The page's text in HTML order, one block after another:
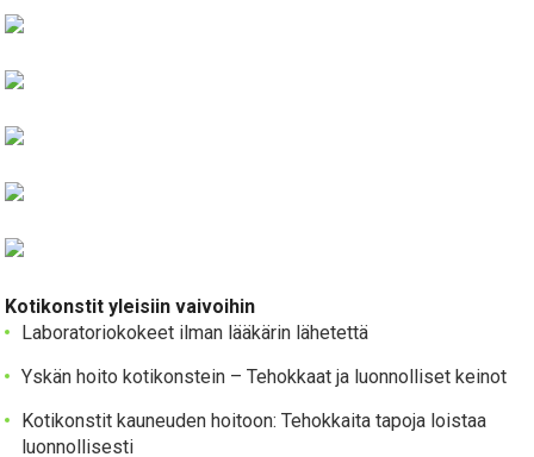
Kotikonstit yleisiin vaivoihin
Laboratoriokokeet ilman lääkärin lähetettä
Yskän hoito kotikonstein – Tehokkaat ja luonnolliset keinot
Kotikonstit kauneuden hoitoon: Tehokkaita tapoja loistaa
luonnollisesti